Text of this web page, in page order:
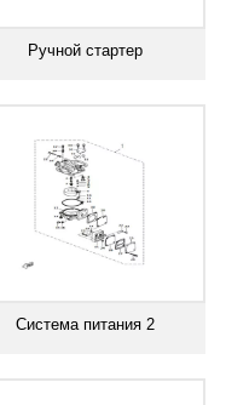
Ручной стартер
Система питания 2